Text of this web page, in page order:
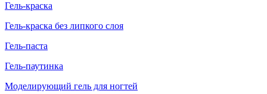
Гель-краска
Гель-краска без липкого слоя
Гель-паста
Гель-паутинка
Моделирующий гель для ногтей